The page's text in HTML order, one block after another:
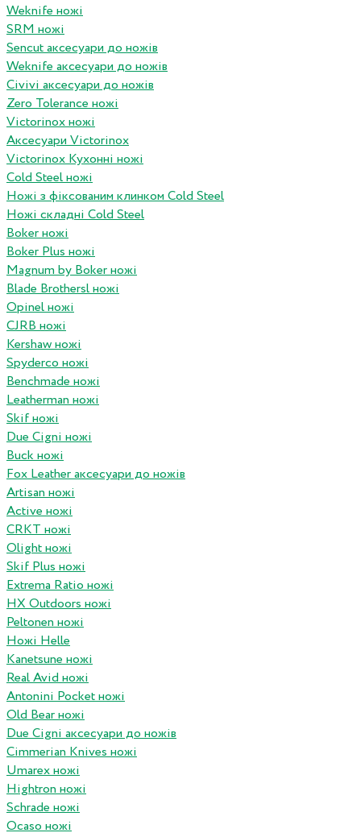
Weknife ножі
SRM ножі
Sencut аксесуари до ножів
Weknife аксесуари до ножів
Civivi аксесуари до ножів
Zero Tolerance ножі
Victorinox ножі
Аксесуари Victorinox
Victorinox Кухонні ножі
Cold Steel ножі
Ножі з фіксованим клинком Cold Steel
Ножі складні Cold Steel
Boker ножі
Boker Plus ножі
Magnum by Boker ножі
Blade Brothersl ножі
Opinel ножі
CJRB ножі
Kershaw ножі
Spyderco ножі
Benchmade ножі
Leatherman ножі
Skif ножі
Due Cigni ножі
Buck ножі
Fox Leather аксесуари до ножів
Artisan ножі
Active ножі
CRKT ножі
Olight ножі
Skif Plus ножі
Extrema Ratio ножі
HX Outdoors ножі
Peltonen ножі
Ножі Helle
Kanetsune ножі
Real Avid ножі
Antonini Pocket ножі
Old Bear ножі
Due Cigni аксесуари до ножів
Cimmerian Knives ножі
Umarex ножі
Hightron ножі
Schrade ножі
Ocaso ножі